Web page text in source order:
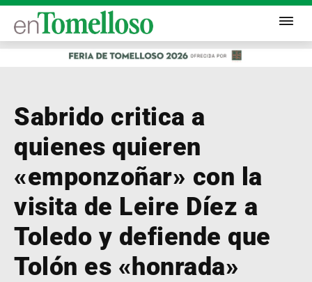
Sabrido critica a
quienes quieren
«emponzoñar» con la
visita de Leire Díez a
Toledo y defiende que
Tolón es «honrada»